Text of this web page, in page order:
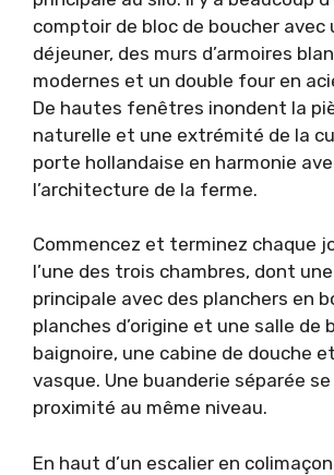
comptoir de bloc de boucher
déjeuner, des murs d’armoires
modernes et un double four en
De hautes fenêtres inondent la
naturelle et une extrémité de la
porte hollandaise en harmonie
l’architecture de la ferme.
Commencez et terminez chaque
l’une des trois chambres, dont
principale avec des planchers en
planches d’origine et une salle de
baignoire, une cabine de douche
vasque. Une buanderie séparée
proximité au même niveau.
En haut d’un escalier en